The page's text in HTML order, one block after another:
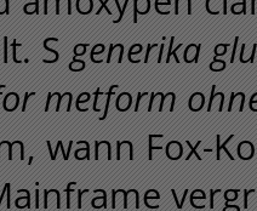
Sgenerika
metform
wann Fox-